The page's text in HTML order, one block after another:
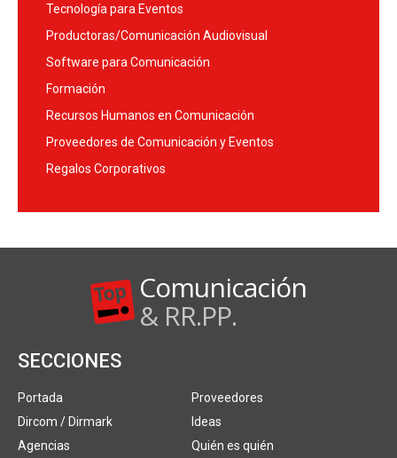
Tecnología para Eventos
Productoras/Comunicación Audiovisual
Software para Comunicación
Formación
Recursos Humanos en Comunicación
Proveedores de Comunicación y Eventos
Regalos Corporativos
Comunicación
& RR.PP.
SECCIONES
Portada
Dircom / Dirmark
Agencias
Proveedores
Ideas
Quién es quién